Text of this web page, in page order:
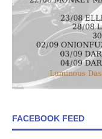
FACEBOOK FEED